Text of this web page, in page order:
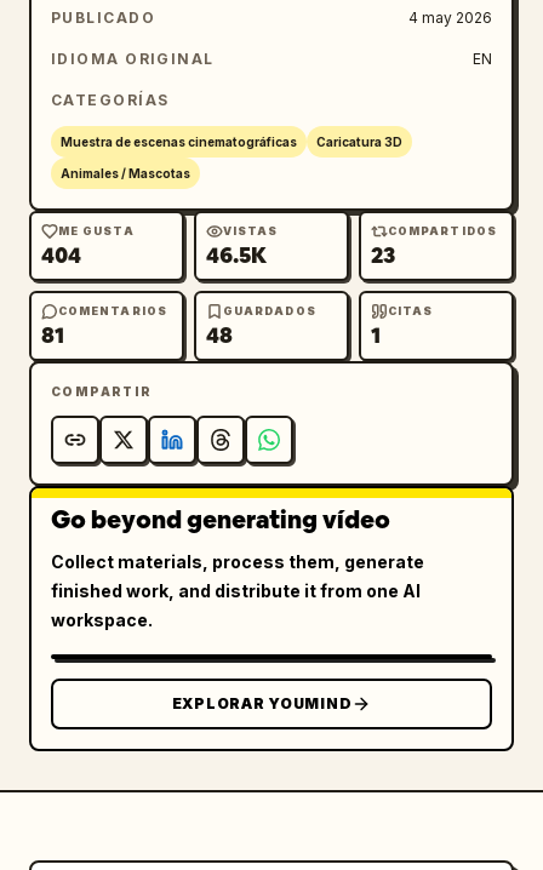
PUBLICADO 4 may 2026
IDIOMA ORIGINAL EN
CATEGORÍAS
Muestra de escenas cinematográficas Caricatura 3D
Animales / Mascotas
ME GUSTA
404
VISTAS
46.5K
COMPARTIDOS
23
COMENTARIOS
81
GUARDADOS
48
CITAS
1
COMPARTIR
Go beyond generating vídeo
Collect materials, process them, generate
finished work, and distribute it from one AI
workspace.
EXPLORAR YOUMIND